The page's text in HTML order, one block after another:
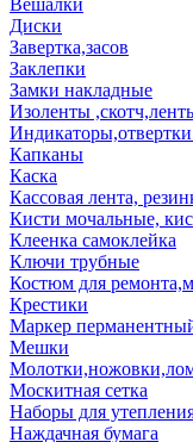
Вешалки
Диски
Завертка,засов
Заклепки
Замки накладные
Изоленты
Капканы
Каска
Кассовая лента,
Кисти мочальные,
Клеенка самоклейка
Ключи трубные
Костюм для
Крестики
Маркер
Мешки
Москитная сетка
Наборы для
Наждачная бумага